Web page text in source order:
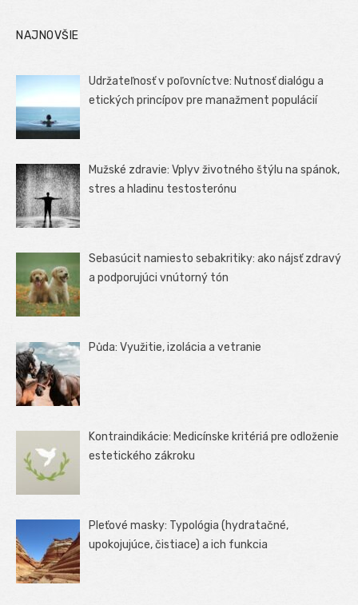
NAJNOVŠIE
Udržateľnosť v poľovníctve: Nutnosť dialógu a
etických princípov pre manažment populácií
Mužské zdravie: Vplyv životného štýlu na spánok,
stres a hladinu testosterónu
Sebasúcit namiesto sebakritiky: ako nájsť zdravý
a podporujúci vnútorný tón
Půda: Využitie, izolácia a vetranie
Kontraindikácie: Medicínske kritériá pre odloženie
estetického zákroku
Pleťové masky: Typológia (hydratačné,
upokojujúce, čistiace) a ich funkcia